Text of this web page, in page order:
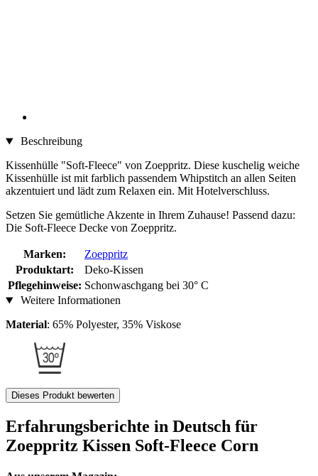
Beschreibung
Kissenhülle "Soft-Fleece" von Zoeppritz. Diese kuschelig weiche
Kissenhülle ist mit farblich passendem Whipstitch an allen Seiten
akzentuiert und lädt zum Relaxen ein. Mit Hotelverschluss.
Setzen Sie gemütliche Akzente in Ihrem Zuhause! Passend dazu:
Die Soft-Fleece Decke von Zoeppritz.
Marken:
Zoeppritz
Produktart:
Deko-Kissen
Pflegehinweise: Schonwaschgang bei 30° C
Weitere Informationen
Material: 65% Polyester, 35% Viskose
Dieses Produkt bewerten
Erfahrungsberichte in Deutsch für
Zoeppritz Kissen Soft-Fleece Corn